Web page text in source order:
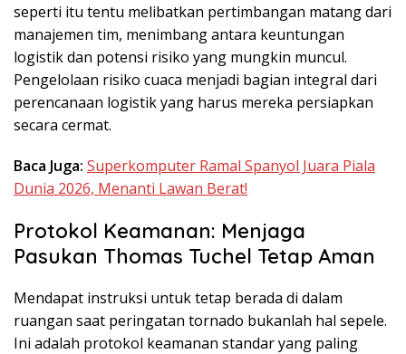
seperti itu tentu melibatkan pertimbangan matang dari
manajemen tim, menimbang antara keuntungan
logistik dan potensi risiko yang mungkin muncul.
Pengelolaan risiko cuaca menjadi bagian integral dari
perencanaan logistik yang harus mereka persiapkan
secara cermat.
Baca Juga: Superkomputer Ramal Spanyol Juara Piala
Dunia 2026, Menanti Lawan Berat!
Protokol Keamanan: Menjaga
Pasukan Thomas Tuchel Tetap Aman
Mendapat instruksi untuk tetap berada di dalam
ruangan saat peringatan tornado bukanlah hal sepele.
Ini adalah protokol keamanan standar yang paling